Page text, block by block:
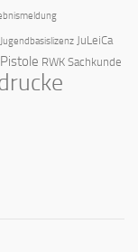
Jugendbasislizenz JuLeiCa
Pistole RWK Sachkunde